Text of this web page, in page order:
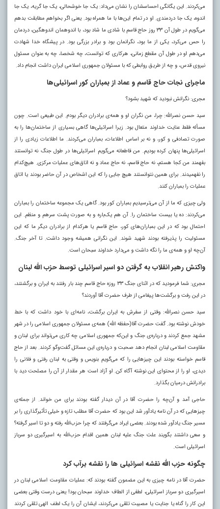
می‌کردند. این یگانگی احساسشان را نشان می‌داد: یک جا خوشحالی، یک جا گریه، یک جا
اندوه، یک جا دردمندی. او در تمام این‌ها با ما همراه بود. یعنی اگر بخواهم مطابقت بدهم
می‌گویم در طول آن ۳۳ روز حاج قاسم با شادی ما شاد بود، با اندوهمان اندوهگین، دردمان
را حس می‌کرد، یکی از ما بود، نگرانمان بود و برادر بزرگی بود. در پیشگاه خدا شهادت
می‌دهم او در طول آن مقطع زمانی، هرکاری که توانست، چه شخصا، چه به عنوان مسئول
نیروی قدس، و چه از طریق روابطی که با مسئولان جمهوری اسلامی ایران داشت انجام داد.
ماجرای نجات حاج قاسم و عماد از بمباران کور اسرائیلی‌ها
مجری: نگرانش نبودید که شهید بشود؟
سید حسن نصرالله: چرا، من نگران او و همه‌ی برادران دیگر بودم. این طبیعی است. چون
مسأله فقط عنایت خداوند متعال بود. زیرا اسرائیلی‌ها گاهی بسیاری از ساختمان‌ها را به
صورت تصادفی و کور، و نه بر اساس اطلاعات، بمباران می‌کردند. ما اطلاعات زیادی را از
اسرائیلی‌ها پنهان کرده بودیم. من قاطعانه می‌گویم اسرائیلی‌ها در طول جنگ نه توانستند
بفهمند من کجا هستم، نه حاج قاسم، نه حاج عماد و نه اتاق‌های عملیات مرکزی. هیچ‌کدام
را نفهمیدند. برای همین نتوانستند هیچ جایی را که این اشخاص در آن حاضر بودند یا اتاق
عملیات را بمباران کنند.
ولی چیزی که ما از آن می‌ترسیدیم بمباران کور بود. گاهی یک مجموعه ساختمان را بمباران
می‌کردند: ده یا بیست ساختمان را. آن هم یک‌باره و به صورت پشت سرهم و منظم. این
احتمال بود که در این بمباران‌های کور، حاج قاسم یا هرکدام از برادران دیگر ما که این
مسئولیت را پذیرفته بودند شهید شوند. این نگرانی همیشه وجود داشت. تا آخر جنگ.
آن‌چه او و همه‌ی ما را نگه داشت و می‌دارد خداوند سبحان است.
واکنش رهبر انقلاب به گرفتن دو اسیر اسرائیلی توسط حزب الله لبنان
مجری: شما فرمودید که در اثنای جنگ ۳۳ روزه حاج قاسم چند بار رفتند به ایران و برگشتند،
در این رفت و برگشت‌ها پیغامی از طرف حضرت آقا آوردند؟
سید حسن نصرالله: وقتی از سفرش به ایران برگشت، نامه‌ای با خود داشت که با خط
خودش نوشته بود. گفت حضرت آقا(حفظه الله) همه‌ی مسئولان جمهوری اسلامی را در شهر
مشهد جمع کردند و درباره‌ی جنگ و این‌که جمهوری اسلامی چه کاری می‌تواند برای لبنان و
مقاومت اسلامی لبنان انجام دهد صحبت و درباره‌ی این مسائل گفت‌وگو کردند. بعد از حاج
قاسم خواسته بودند این چیزهایی را که می‌گویم بنویس و وقتی به لبنان رفتی و فلانی را
دیدی، او را از محتوای این نوشته آگاه کن. او آزاد است هر مقدار از آن را مصلحت دید با
برادرانش درمیان بگذارد.
حاجی آمد و آن‌چه را حضرت آقا در آن دیدار گفته بودند برای من خواند. از جمله‌ی
چیزهایی که در آن نامه یادآور شد این بود که حضرت آقا مطلب تازه و خیلی تأثیرگذاری را بر
مسیر جنگ یادآور شده بودند. بعضی‌ ایراد می‌گرفتند که چرا حزب‌الله رفته و دو تا اسیر گرفته؟
و سعی داشتند بگویند علت جنگ علیه لبنان همین اقدام حزب‌الله به اسیرگیری دو سرباز
اسرائیلی است.
چگونه حزب الله نقشه اسرائیلی ها را نقشه برآب کرد
حضرت آقا در نامه چیزی به این مضمون گفته بودند که: عملیات مقاومت اسلامی لبنان در
اسیرگیری دو سرباز اسرائیلی، لطفی از الطاف خداوند سبحان بود! یعنی درست وقتی بعضی
این کار را گناه یا جنایت یا مصیبت تلقی می‌کردند، ایشان آن را یک لطف الهی تلقی کردند